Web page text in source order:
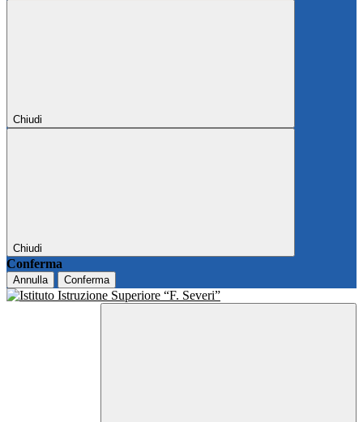
Chiudi
Chiudi
Conferma
Annulla Conferma